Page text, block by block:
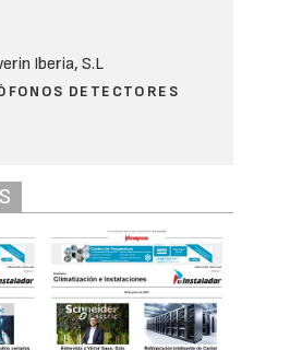
Iberia, S.L
DETECTORES